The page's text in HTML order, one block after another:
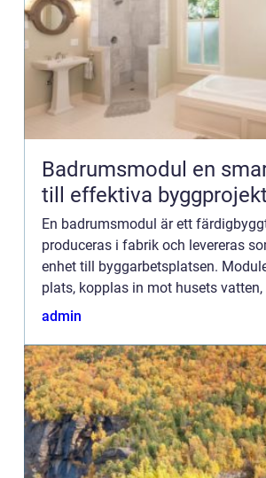
Badrumsmodul en smart genväg
till effektiva byggprojekt
En badrumsmodul är ett
produceras i fabrik och levereras
enhet till byggarbetsplatsen.
plats, kopplas in mot husets
sedan är badrummet redo att
admin